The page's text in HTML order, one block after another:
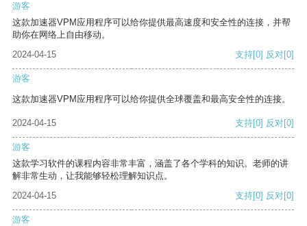
游客
这款加速器VPM应用程序可以给你提供最高速度和安全性的连接，并帮
助你在网络上自由移动。
2024-04-15
支持[0] 反对[0]
游客
这款加速器VPM应用程序可以给你提供全球覆盖和最高安全性的连接。
2024-04-15 支持[0] 反对[0]
游客
这款学习软件的课程内容非常丰富，涵盖了各个学科的知识。老师的讲
解非常生动，让我能够轻松理解知识点。
2024-04-15
支持[0] 反对[0]
游客